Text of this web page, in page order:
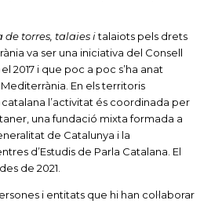
de torres, talaies italaiots pels drets
va ser una iniciativa del Consell
2017 i que poc a poc s’ha anat
En els territoris
l’activitat és coordinada per
una fundació mixta formada a
de Catalunya i la
d’Estudis de Parla Catalana. El
de 2021.
i entitats que hi han col·laborar